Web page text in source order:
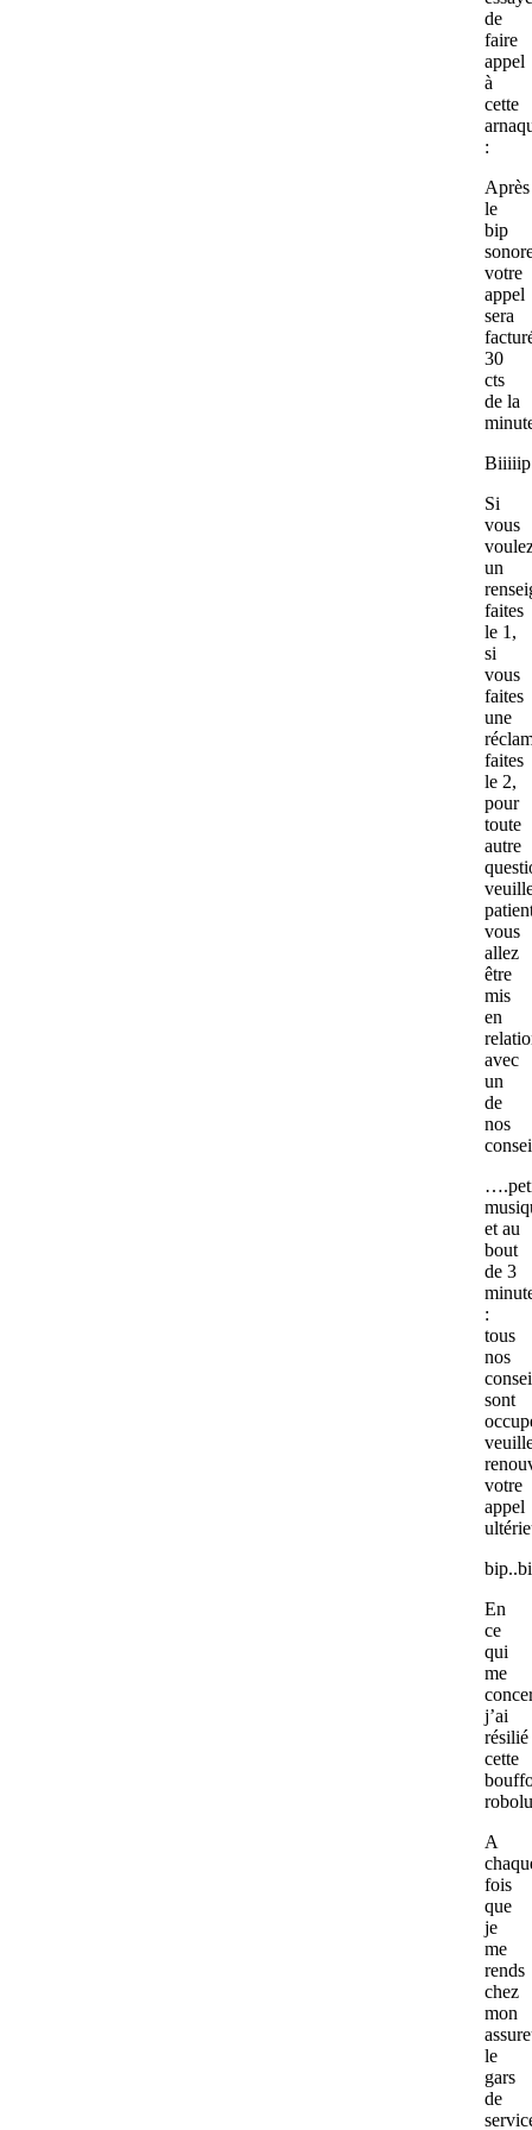
de
faire
appel
à
cette
:
Après
le
bip
votre
appel
sera
30
cts
de la
Si
vous
un
faites
le 1,
si
vous
faites
une
faites
le 2,
pour
toute
autre
vous
allez
être
mis
en
avec
un
de
nos
et au
bout
de 3
:
tous
nos
sont
votre
appel
En
ce
qui
me
j’ai
résilié
cette
A
fois
que
je
me
rends
chez
mon
le
gars
de